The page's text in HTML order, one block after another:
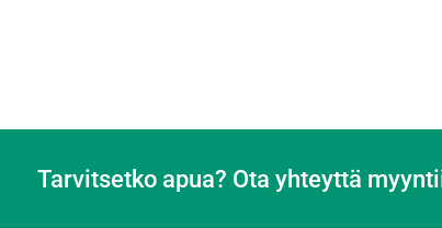
Tarvitsetko apua? Ota yhteyttä